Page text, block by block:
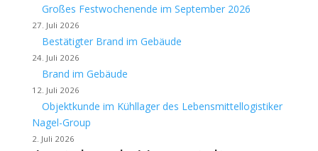
Großes Festwochenende im September 2026
27. Juli 2026
Bestätigter Brand im Gebäude
24. Juli 2026
Brand im Gebäude
12. Juli 2026
Objektkunde im Kühllager des Lebensmittellogistiker
Nagel-Group
2. Juli 2026